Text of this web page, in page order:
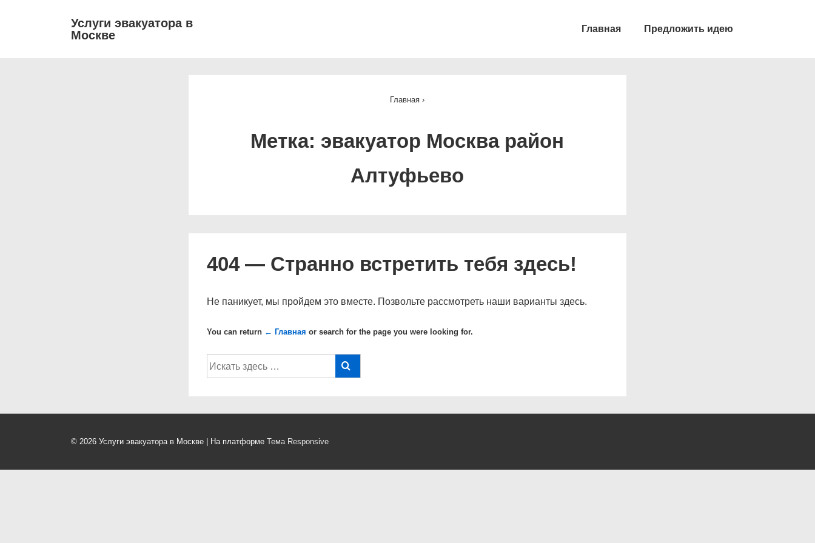
Услуги эвакуатора в
Москве
Главная Предложить идею
Главная ›
Метка: эвакуатор Москва район
Алтуфьево
404 — Странно встретить тебя здесь!
Не паникует, мы пройдем это вместе. Позвольте рассмотреть наши варианты здесь.
You can return ← Главная or search for the page you were looking for.
Поиск
по:
© 2026 Услуги эвакуатора в Москве | На платформе Тема Responsive